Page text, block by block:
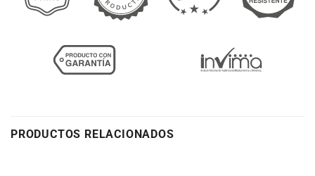
PRODUCTOS RELACIONADOS